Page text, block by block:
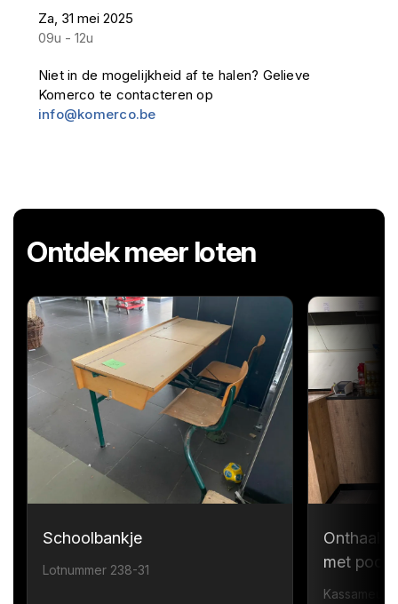
Za, 31 mei 2025
09u - 12u
Niet in de mogelijkheid af te halen? Gelieve
Komerco te contacteren op
info@komerco.be
Ontdek meer loten
Schoolbankje
Lotnummer 238-31
met